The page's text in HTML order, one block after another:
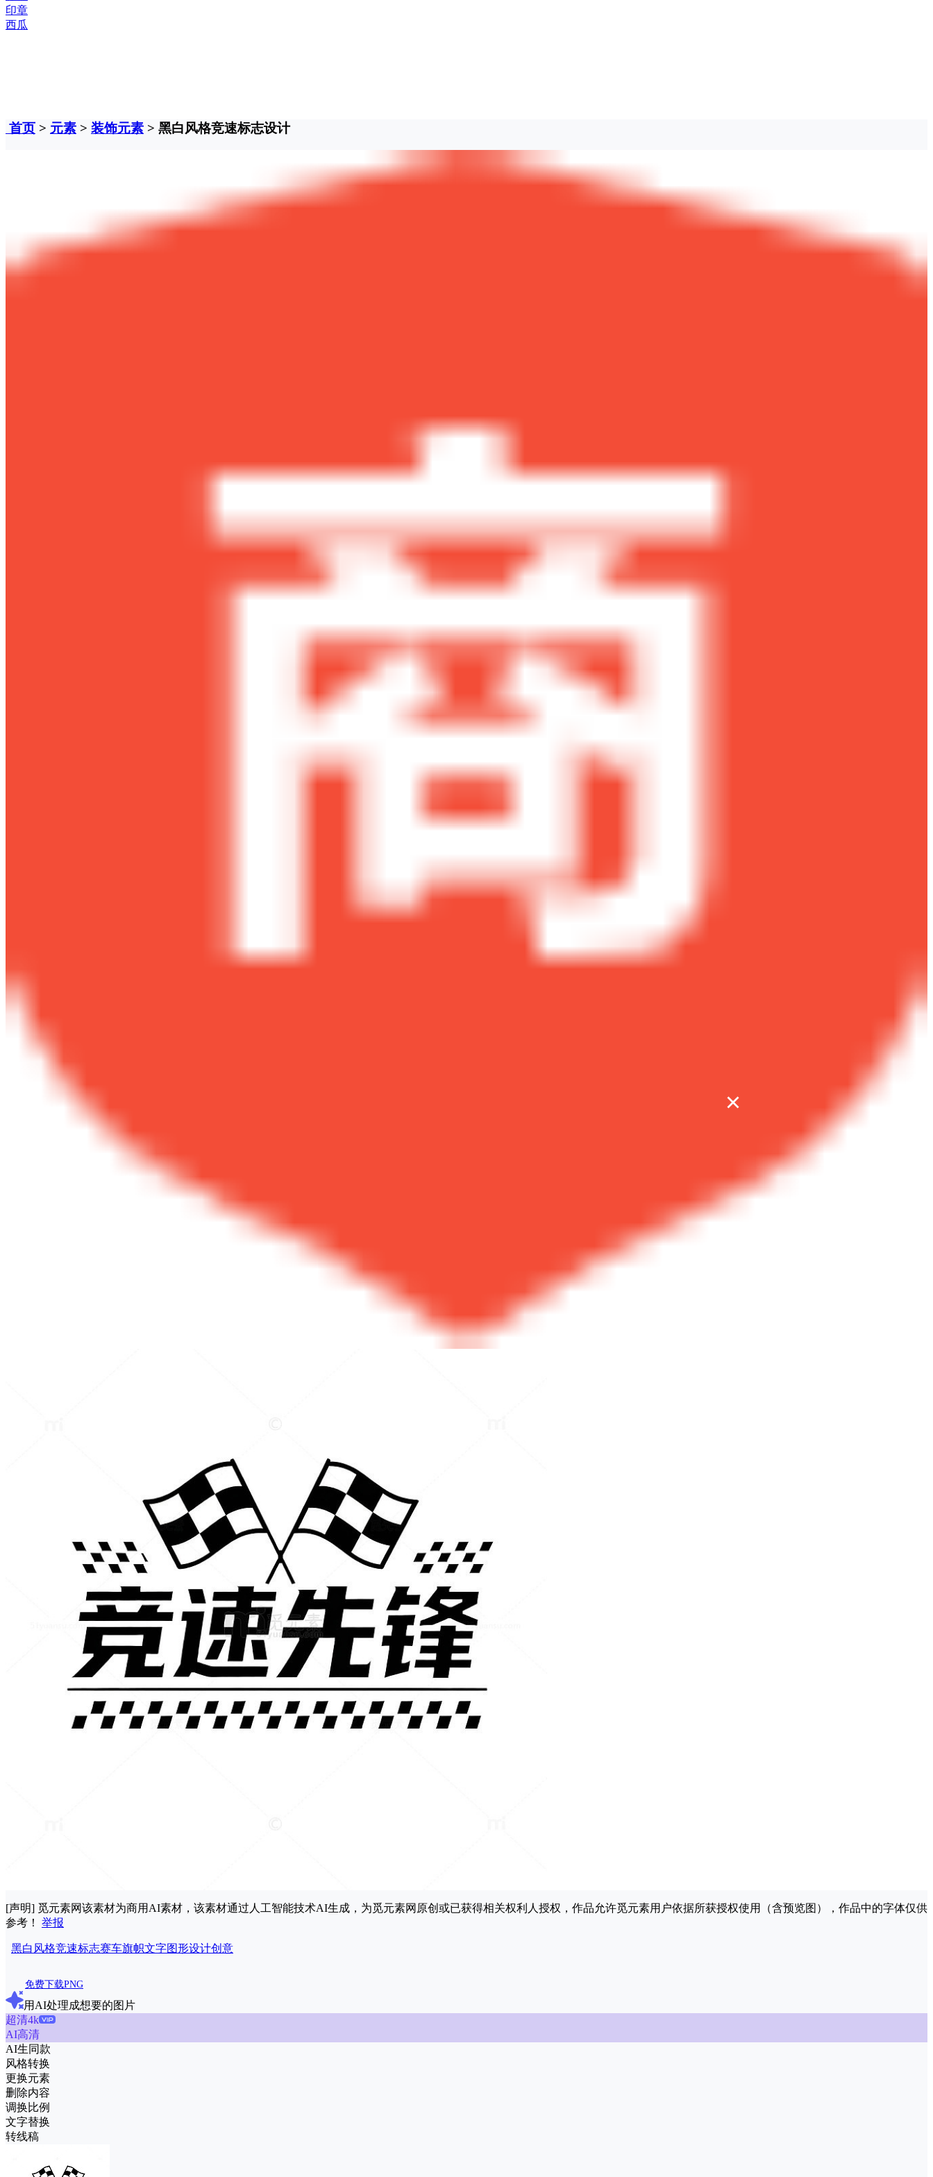
印章
西瓜
首页 > 元素 > 装饰元素 > 黑白风格竞速标志设计
[声明] 觅元素网该素材为商用AI素材，该素材通过人工智能技术AI生成，为觅元素网原创或已获得相关权利人授权，作品允许觅元素用户依据所获授权使用（含预览图），作品中的字体仅供
参考！ 举报
黑白风格竞速标志赛车旗帜文字图形设计创意
免费下载PNG
用AI处理成想要的图片
超清4k
AI高清
AI生同款
风格转换
更换元素
删除内容
调换比例
文字替换
转线稿